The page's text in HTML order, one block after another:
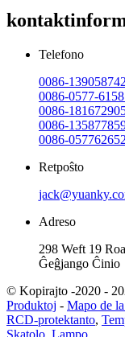
Telefono
0086-
0086-0577-
0086-
0086-
0086-
Retpoŝto
Adreso
298 Weft 19
Ĝeĝjango Ĉinio
© Kopirajto -2020 -
Produktoj - Mapo de
RCD-protektanto,
Skatolo, Lampo,